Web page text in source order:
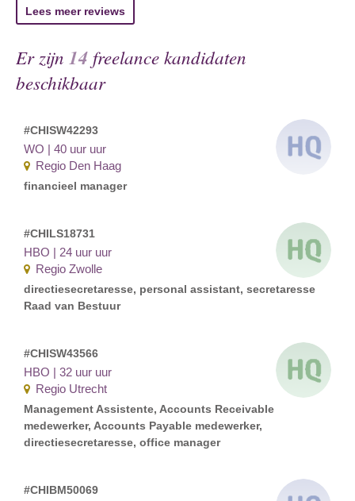
Lees meer reviews
Er zijn 14 freelance kandidaten
beschikbaar
#CHISW42293
WO | 40 uur uur
Regio Den Haag
financieel manager
#CHILS18731
HBO | 24 uur uur
Regio Zwolle
directiesecretaresse, personal assistant, secretaresse
Raad van Bestuur
#CHISW43566
HBO | 32 uur uur
Regio Utrecht
Management Assistente, Accounts Receivable
medewerker, Accounts Payable medewerker,
directiesecretaresse, office manager
#CHIBM50069